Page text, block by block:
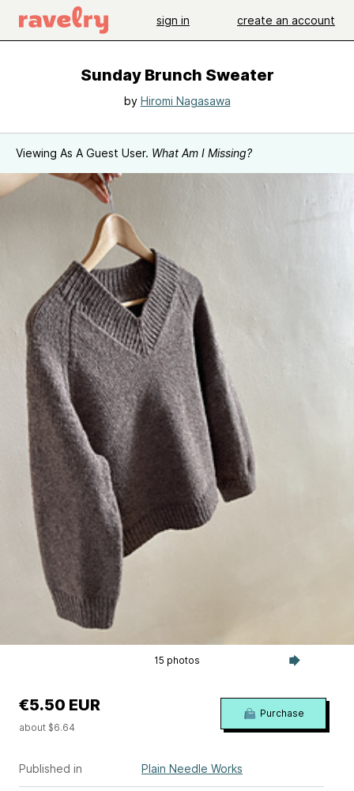
sign in create an account
Sunday Brunch Sweater
by Hiromi Nagasawa
Viewing As A Guest User. What Am I Missing?
15 photos
Published in Plain Needle Works
€5.50 EUR
about $6.64
Purchase